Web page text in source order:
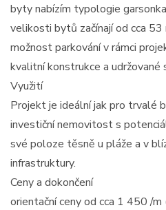
byty nabízím typologie
velikosti bytů začínají od cca 53
možnost parkování v rámci
kvalitní konstrukce a
Využití
Projekt je ideální jak pro trvalé
investiční nemovitost s
své poloze těsně u pláže a v
infrastruktury.
Ceny a dokončení
orientační ceny od cca 1 450 /